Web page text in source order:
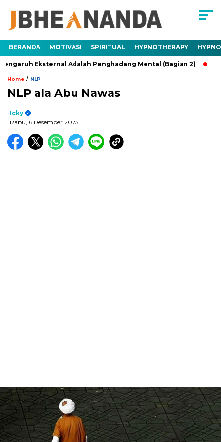
BERANDA MOTIVASI SPIRITUAL HYPNOTHERAPY
Eksternal Adalah Penghadang Mental (Bagian 2) Trauma
Home / NLP
NLP ala Abu Nawas
Icky
Rabu, 6 Desember 2023